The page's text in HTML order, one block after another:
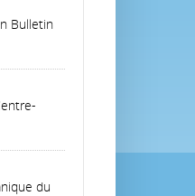
Bulletin
du